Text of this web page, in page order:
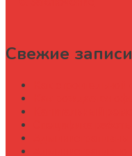
Свежие записи